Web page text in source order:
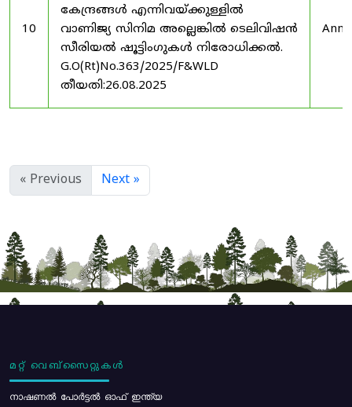
10
കേന്ദ്രങ്ങൾ എന്നിവയ്ക്കുള്ളിൽ
വാണിജ്യ സിനിമ അല്ലെങ്കിൽ ടെലിവിഷൻ
സീരിയൽ ഷൂട്ടിംഗുകൾ നിരോധിക്കൽ.
G.O(Rt)No.363/2025/F&WLD
തീയതി:26.08.2025
« Previous Next »
മറ്റ് വെബ്സൈറ്റുകൾ
നാഷണൽ പോർട്ടൽ ഓഫ് ഇന്ത്യ